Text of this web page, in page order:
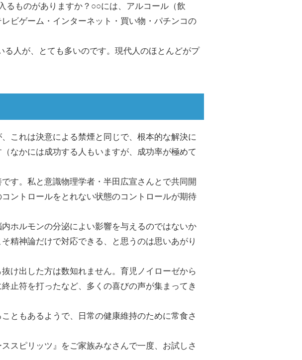
るものがありますか？○○には、アルコール（飲
ビゲーム・インターネット・買い物・パチンコの
人が、とても多いのです。現代人のほとんどがプ
これは決意による禁煙と同じで、根本的な解決に
なかには成功する人もいますが、成功率が極めて
す。私と意識物理学者・半田広宣さんとで共同開
ントロールをとれない状態のコントロールが期待
ホルモンの分泌によい影響を与えるのではないか
精神論だけで対応できる、と思うのは思いあがり
け出した方は数知れません。育児ノイローゼから
止符を打ったなど、多くの喜びの声が集まってき
ともあるようで、日常の健康維持のために常食さ
スピリッツ』をご家族みなさんで一度、お試しさ